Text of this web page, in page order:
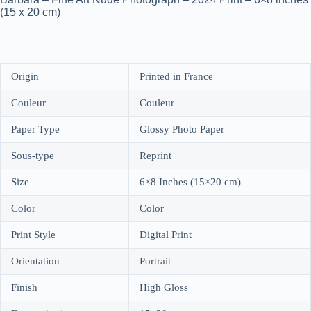
(15 x 20 cm)
Origin Printed in France
Couleur Couleur
Paper Type Glossy Photo Paper
Sous-type Reprint
Size 6×8 Inches (15×20 cm)
Color Color
Print Style Digital Print
Orientation Portrait
Finish High Gloss